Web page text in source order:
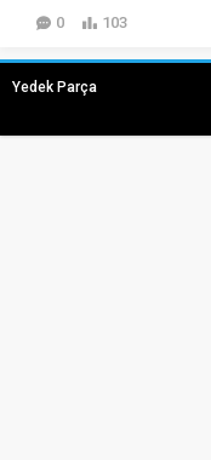
0 103
Yedek Parça